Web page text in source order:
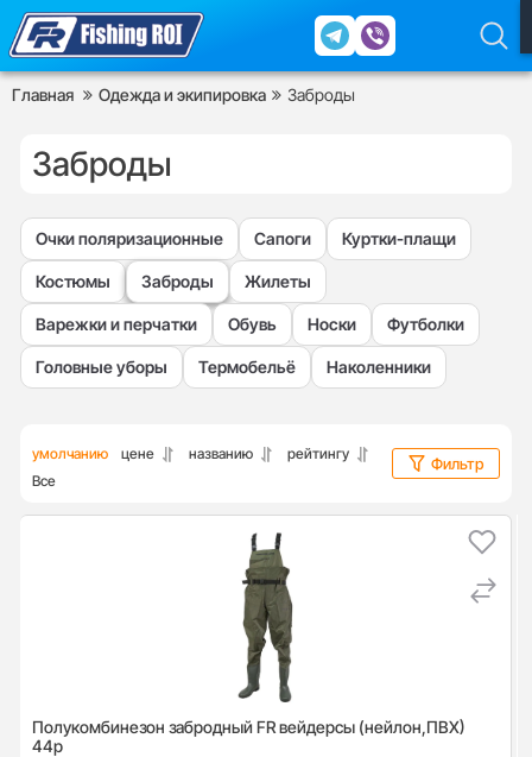
Главная Одежда и экипировка Заброды
Заброды
Очки поляризационные Сапоги Куртки-плащи
Костюмы Заброды Жилеты
Варежки и перчатки Обувь Носки Футболки
Головные уборы Термобельё Наколенники
умолчанию цене названию
рейтингу
Все
Фильтр
Полукомбинезон забродный FR вейдерсы (нейлон,ПВХ)
44р